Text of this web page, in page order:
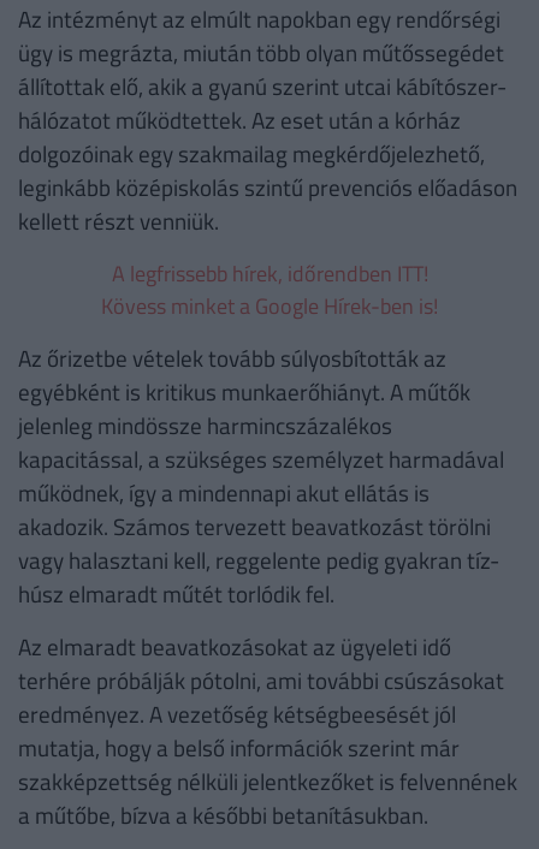
Az intézményt az elmúlt napokban egy rendőrségi
ügy is megrázta, miután több olyan műtőssegédet
állítottak elő, akik a gyanú szerint utcai kábítószer-
hálózatot működtettek. Az eset után a kórház
dolgozóinak egy szakmailag megkérdőjelezhető,
leginkább középiskolás szintű prevenciós előadáson
kellett részt venniük.
A legfrissebb hírek, időrendben ITT!
Kövess minket a Google Hírek-ben is!
Az őrizetbe vételek tovább súlyosbították az
egyébként is kritikus munkaerőhiányt. A műtők
jelenleg mindössze harmincszázalékos
kapacitással, a szükséges személyzet harmadával
működnek, így a mindennapi akut ellátás is
akadozik. Számos tervezett beavatkozást törölni
vagy halasztani kell, reggelente pedig gyakran tíz-
húsz elmaradt műtét torlódik fel.
Az elmaradt beavatkozásokat az ügyeleti idő
terhére próbálják pótolni, ami további csúszásokat
eredményez. A vezetőség kétségbeesését jól
mutatja, hogy a belső információk szerint már
szakképzettség nélküli jelentkezőket is felvennének
a műtőbe, bízva a későbbi betanításukban.